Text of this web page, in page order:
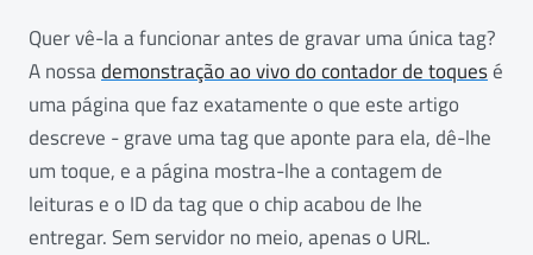
Quer vê-la a funcionar antes de gravar uma única tag?
A nossademonstração ao vivo do contador de toquesé
uma página que faz exatamente o que este artigo
descreve - grave uma tag que aponte para ela, dê-lhe
um toque, e a página mostra-lhe a contagem de
leituras e o ID da tag que o chip acabou de lhe
entregar. Sem servidor no meio, apenas o URL.